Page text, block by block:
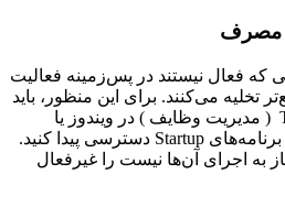
مصرف
که فعال نیستند در پس‌زمینه فعالیت
تخلیه می‌کنند. برای این منظور، باید
از طریق بخش Task Manager ( مدیریت وظایف ) در ویندوز یا
Settings در macOS به لیست برنامه‌های Startup دسترسی پیدا کنید.
به اجرای آن‌ها نیست را غیرفعال